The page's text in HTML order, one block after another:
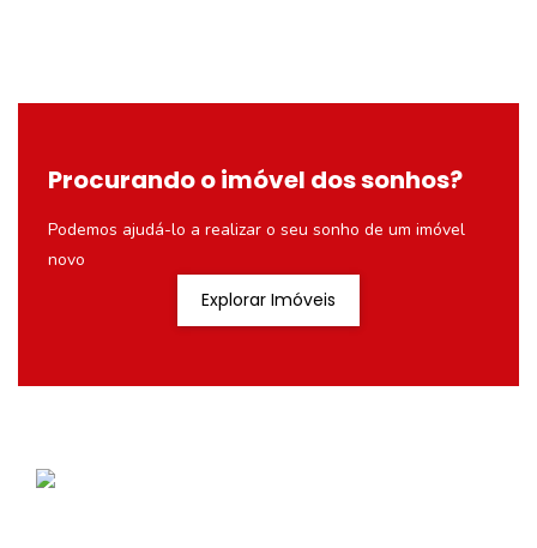
Procurando o imóvel dos sonhos?
Podemos ajudá-lo a realizar o seu sonho de um imóvel
novo
Explorar Imóveis